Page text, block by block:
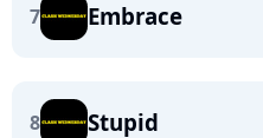
7 Embrace
8 Stupid